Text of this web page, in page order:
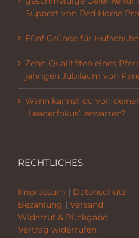
Support von Red Horse
Fünf Gründe für Hufschuhe
Zehn Qualitäten eines
jährigen Jubiläum von
Wann kannst du von
„Leaderfokus“ erwarten?
RECHTLICHES
Impressum | Datenschutz
Bezahlung | Versand
Widerruf & Rückgabe
Vertrag widerrufen